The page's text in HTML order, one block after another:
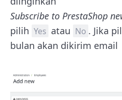
Subscribe to PrestaShop
pilih Yes atau No . Jika
bulan akan dikirim email